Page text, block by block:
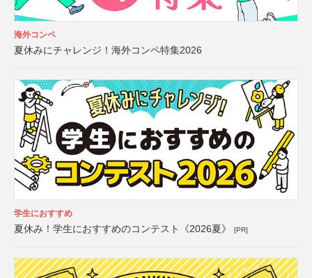
海外コンペ
夏休みにチャレンジ！海外コンペ特集2026
学生におすすめ
夏休み！学生におすすめのコンテスト《2026夏》 [PR]